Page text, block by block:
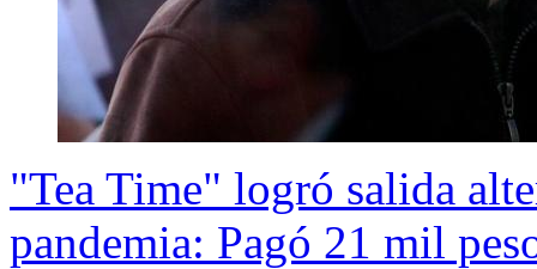
"Tea Time" logró salida
pandemia: Pagó 21 mil